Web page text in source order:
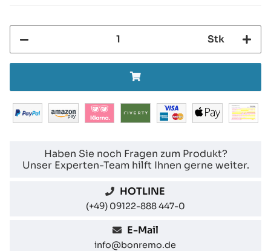
Stk
Haben Sie noch Fragen zum Produkt?
Unser Experten-Team hilft Ihnen gerne weiter.
HOTLINE
(+49) 09122-888 447-0
E-Mail
info@bonremo.de